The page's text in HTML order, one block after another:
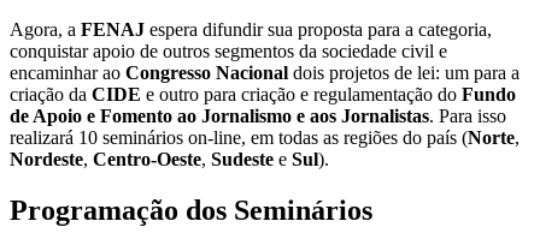
Agora, a FENAJ espera difundir sua proposta para a categoria,
conquistar apoio de outros segmentos da sociedade civil e
encaminhar ao Congresso Nacional dois projetos de lei: um para a
criação da CIDE e outro para criação e regulamentação do Fundo
de Apoio e Fomento ao Jornalismo e aos Jornalistas. Para isso
realizará 10 seminários on-line, em todas as regiões do país (Norte,
Nordeste, Centro-Oeste, Sudeste e Sul).
Programação dos Seminários